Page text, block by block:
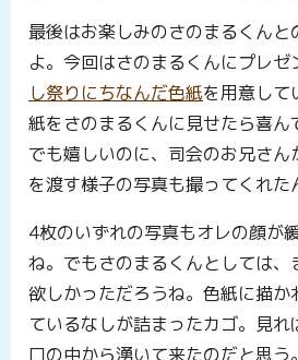
最後はお楽しみのさのまるくん
よ。今回はさのまるくんにプレゼ
し祭りにちなんだ色紙を用意して
紙をさのまるくんに見せたら喜ん
でも嬉しいのに、司会のお兄さん
を渡す様子の写真も撮ってくれた
4枚のいずれの写真もオレの顔が
ね。でもさのまるくんとしては、
欲しかっただろうね。色紙に描か
ているなしが詰まったカゴ。見
口の中から湧いて来たのだと思